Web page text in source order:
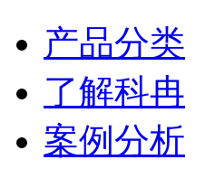
产品分类
了解科冉
案例分析